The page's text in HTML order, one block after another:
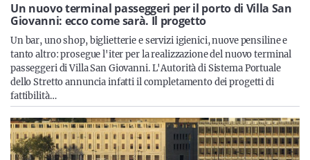
Servizi
Resta sempre aggiornato con le ultime news, iscriviti alla
Un nuovo terminal passeggeri per il porto di Villa San
Giovanni: ecco come sarà. Il progetto
Un bar, uno shop, biglietterie e servizi igienici, nuove pensiline e
tanto altro: prosegue l'iter per la realizzazione del nuovo terminal
passeggeri di Villa San Giovanni. L'Autorità di Sistema Portuale
dello Stretto annuncia infatti il completamento dei progetti di
fattibilità…